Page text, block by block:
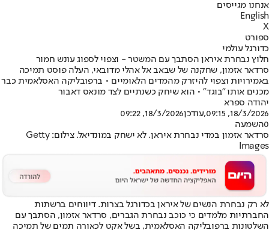
אנחנו מגייסים
English
X
ספורט
כדורגל עולמי
חלוץ נבחרת איראן הסתבך עם המשטר - וצפוי לספוג עונש חמור
סרדאר אזמון, שחקנה של שבאב אל אהלי מדובאי, העלה פוסט תמיכה
באמירויות וצפוי להיזרק מהמדים הלאומיים • ברפובליקה האסלאמית כבר
מכנים אותו "בוגד" • הוא שיחק כשנתיים לצד מונאס דאבור
יהודה ספרא
18/3/2026, 09:15
,עודכן18/3/2026, 09:22
0השמעה
סרדאר אזמון במדי נבחרת איראן. לא ישחק במונדיאל. צילום: Getty
Images
לא רק נבחרת הנשים של איראן בכדורגל בצרות. דיווחים ברשתות
החברתיות מלמדים כי כוכב נבחרת הגברים, סרדאר אזמון, הסתבך עם
השלטונות ברפובליקה האסלאמית, בשל אקט לכאורה תמים של תמיכה